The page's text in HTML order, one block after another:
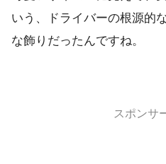
いう、ドライバーの根源的
な飾りだったんですね。
スポンサ